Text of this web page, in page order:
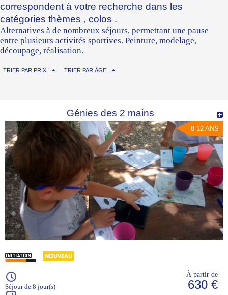
correspondent à votre recherche dans les
catégories thèmes , colos .
Alternatives à de nombreux séjours, permettant une pause
entre plusieurs activités sportives. Peinture, modelage,
découpage, réalisation.
TRIER PAR PRIX TRIER PAR ÂGE
Génies des 2 mains
8-12 ANS
Séjour de 8 jour(s)
À partir de
630 €